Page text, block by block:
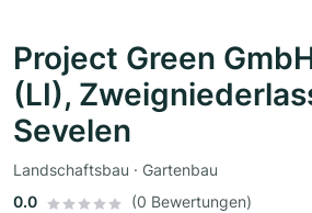
Project Green
(LI),
Sevelen
Landschaftsbau · Gartenbau
0.0
(0 Bewertungen)